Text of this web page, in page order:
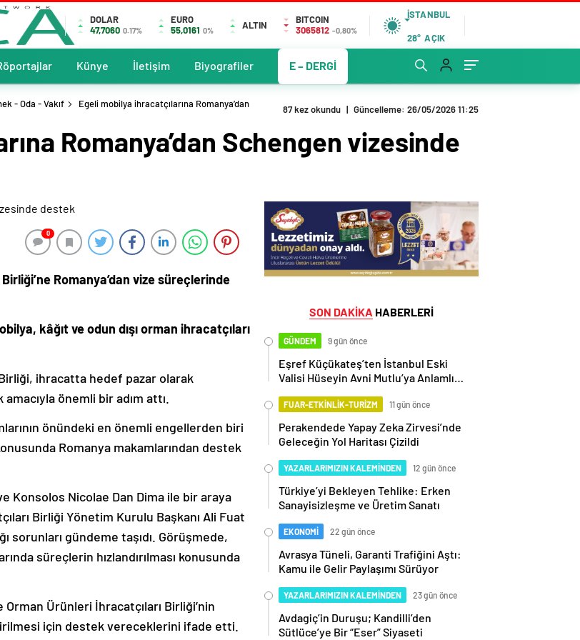
DOLAR
47,7060 0.17%
EURO
55,0161 0% ALTIN
BITCOIN
3065812 -0,80%
İSTANBUL
28° AÇIK
Künye İletişim Biyografiler E – DERGİ
- Oda - Vakıf
Egeli mobilya ihracatçılarına Romanya’dan
87 kez okundu | Güncelleme: 26/05/2026 11:25
Romanya’dan Schengen vizesinde
0
Romanya’dan vize süreçlerinde
kâğıt ve odun dışı orman ihracatçıları
ihracatta hedef pazar olarak
önemli bir adım attı.
önündeki en önemli engellerden biri
Romanya makamlarından destek
Konsolos Nicolae Dan Dima ile bir araya
Birliği Yönetim Kurulu Başkanı Ali Fuat
sorunları gündeme taşıdı. Görüşmede,
süreçlerin hızlandırılması konusunda
Ürünleri İhracatçıları Birliği’nin
için destek vereceklerini ifade etti.
SON DAKİKA HABERLERİ
GÜNDEM 9 gün önce
Eşref Küçükateş’ten İstanbul Eski
Valisi Hüseyin Avni Mutlu’ya Anlamlı
FUAR-ETKİNLİK-TURİZM 11 gün önce
Perakendede Yapay Zeka Zirvesi’nde
Geleceğin Yol Haritası Çizildi
YAZARLARIMIZIN KALEMİNDEN 12 gün önce
Türkiye’yi Bekleyen Tehlike: Erken
Sanayisizleşme ve Üretim Sanatı
EKONOMİ 22 gün önce
Avrasya Tüneli, Garanti Trafiğini Aştı:
Kamu ile Gelir Paylaşımı Sürüyor
YAZARLARIMIZIN KALEMİNDEN 23 gün önce
Avdagiç’in Duruşu; Kandilli’den
Sütlüce’ye Bir “Eser” Siyaseti